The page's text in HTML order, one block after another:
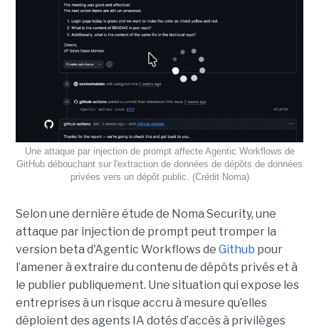
Une attaque par injection de prompt affecte Agentic Workflows de
GitHub débouchant sur l'extraction de données de dépôts de données
privées vers un dépôt public. (Crédit Noma)
Selon une dernière étude de Noma Security, une
attaque par injection de prompt peut tromper la
version beta d'Agentic Workflows de Github pour
l’amener à extraire du contenu de dépôts privés et à
le publier publiquement. Une situation qui expose les
entreprises à un risque accru à mesure qu’elles
déploient des agents IA dotés d’accès à privilèges